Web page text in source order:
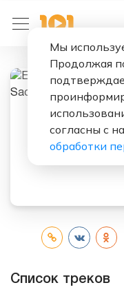
Список треков
Мы
Продолжая
согласны с
обработки